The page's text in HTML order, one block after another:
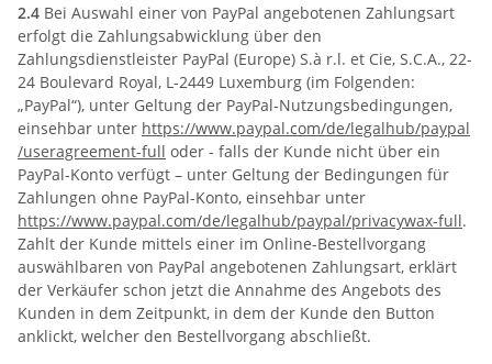
2.4 Bei Auswahl einer von PayPal angebotenen Zahlungsart
erfolgt die Zahlungsabwicklung über den
Zahlungsdienstleister PayPal (Europe) S.à r.l. et Cie, S.C.A., 22-
24 Boulevard Royal, L-2449 Luxemburg (im Folgenden:
„PayPal“), unter Geltung der PayPal-Nutzungsbedingungen,
einsehbar unter https://www.paypal.com/de/legalhub/paypal
/useragreement-full oder - falls der Kunde nicht über ein
PayPal-Konto verfügt – unter Geltung der Bedingungen für
Zahlungen ohne PayPal-Konto, einsehbar unter
https://www.paypal.com/de/legalhub/paypal/privacywax-full.
Zahlt der Kunde mittels einer im Online-Bestellvorgang
auswählbaren von PayPal angebotenen Zahlungsart, erklärt
der Verkäufer schon jetzt die Annahme des Angebots des
Kunden in dem Zeitpunkt, in dem der Kunde den Button
anklickt, welcher den Bestellvorgang abschließt.